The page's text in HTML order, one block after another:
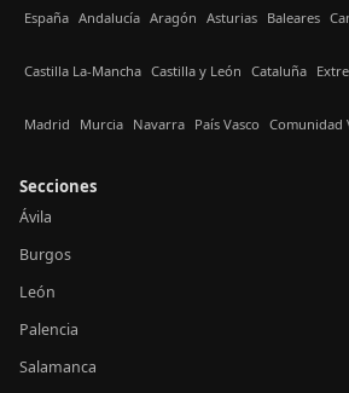
España Andalucía Aragón Asturias Baleares
Castilla La-Mancha Castilla y León Cataluña
Madrid Murcia Navarra País Vasco Comunidad
Secciones
Ávila
Burgos
León
Palencia
Salamanca